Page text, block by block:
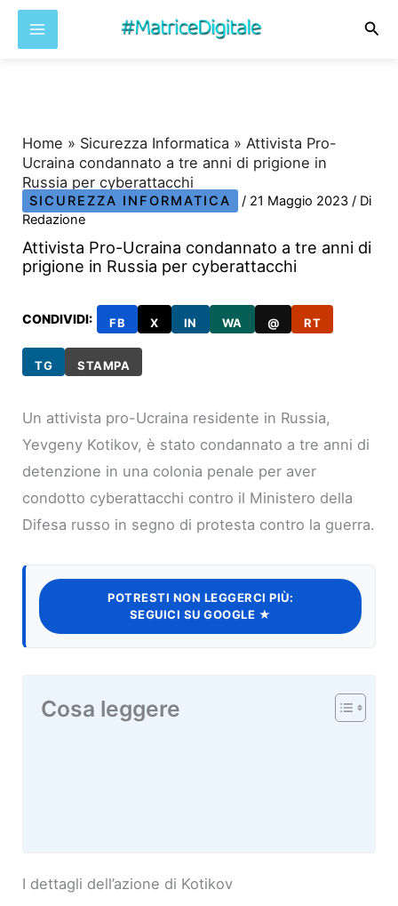
Home » Sicurezza Informatica »Attivista Pro-
Ucraina condannato a tre anni di prigione in
Russia per cyberattacchi
SICUREZZA INFORMATICA / 21 Maggio 2023/ Di
Redazione
Attivista Pro-Ucraina condannato a tre anni di
prigione in Russia per cyberattacchi
CONDIVIDI: FB X IN WA @ RT
TG STAMPA
Un attivista pro-Ucraina residente in Russia,
Yevgeny Kotikov, è stato condannato a tre anni di
detenzione in una colonia penale per aver
condotto cyberattacchi contro il Ministero della
Difesa russo in segno di protesta contro la guerra.
POTRESTI NON LEGGERCI PIÙ:
SEGUICI SU GOOGLE ★
Cosa leggere
I dettagli dell’azione di Kotikov